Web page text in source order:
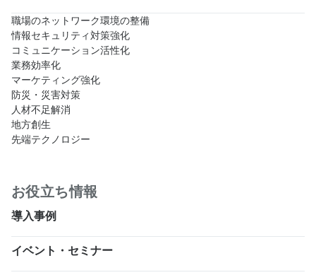
職場のネットワーク環境の整備
情報セキュリティ対策強化
コミュニケーション活性化
業務効率化
マーケティング強化
防災・災害対策
人材不足解消
地方創生
先端テクノロジー
お役立ち情報
導入事例
イベント・セミナー